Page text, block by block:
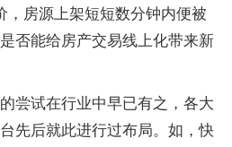
，房源上架短短数分钟内便被
否能给房产交易线上化带来新
尝试在行业中早已有之，各大
先后就此进行过布局。如，快